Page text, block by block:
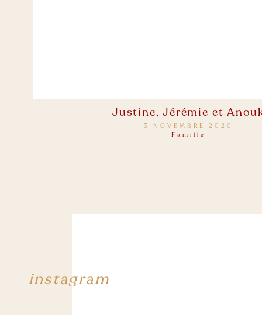
3 NOVEMBRE 2020
Justine, Jérémie et
Famille
instagram